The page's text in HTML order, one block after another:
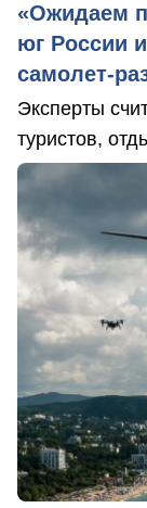
«Ожидаем
юг России
самолет-
Эксперты
туристов,